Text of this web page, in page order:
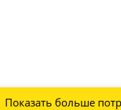
Показать больше